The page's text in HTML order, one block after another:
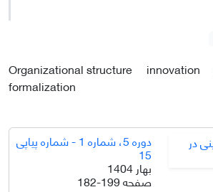
Organizational structure innovation
formalization
دوره 5، شماره 1 - شماره پیاپی
15
بهار 1404
صفحه182-199